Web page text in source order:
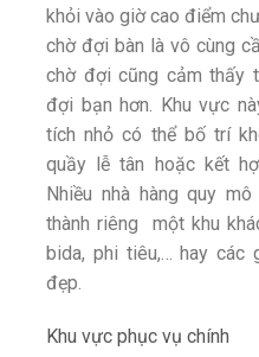
khỏi vào giờ cao điểm
chờ đợi bàn là vô cùng
chờ đợi cũng cảm thấy
đợi bạn hơn. Khu vực
tích nhỏ có thể bố trí
quầy lễ tân hoặc kết
Nhiều nhà hàng quy
thành riêng một khu
bida, phi tiêu,… hay các
đẹp.
Khu vực phục vụ chính